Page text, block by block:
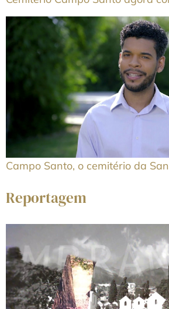
Campo Santo, o cemitério da
Reportagem